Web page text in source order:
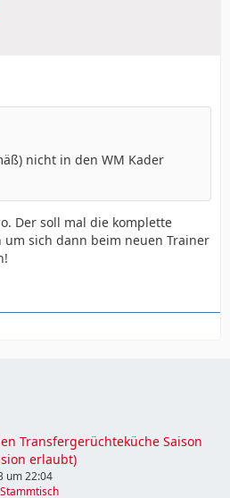
nicht in den WM Kader
Der soll mal die komplette
sich dann beim neuen Trainer
Transfergerüchteküche Saison
erlaubt)
um 22:04